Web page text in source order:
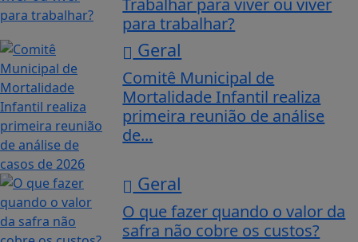
Trabalhar para viver ou viver
para trabalhar?
Geral
Comitê Municipal de
Mortalidade Infantil realiza
primeira reunião de análise
de...
Geral
O que fazer quando o valor da
safra não cobre os custos?